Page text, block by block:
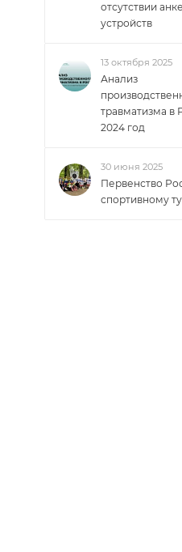
отсутствии
устройств
13 октября 2025
Анализ
травматизма в
2024 год
30 июня 2025
Первенство
спортивному